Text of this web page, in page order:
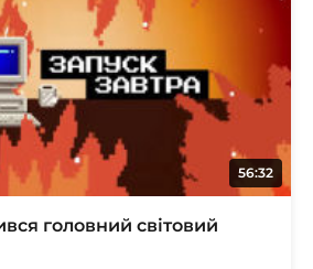
56:32
головний світовий